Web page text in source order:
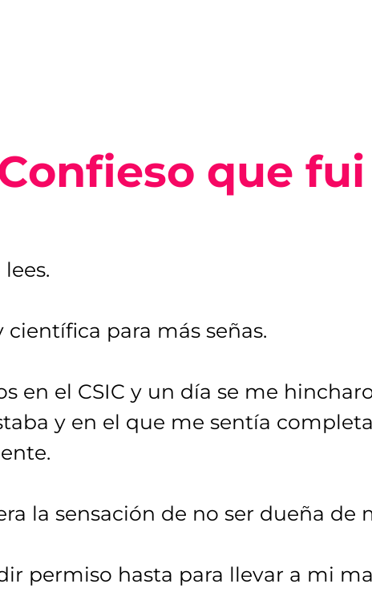
que
científica para más señas.
en el CSIC y un día se me
y en el que me sentía
la sensación de no ser dueña de
permiso hasta para llevar a mi